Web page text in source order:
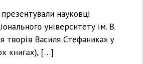
науковці
університету ім. В.
творів Василя Стефаника» у
книгах), […]